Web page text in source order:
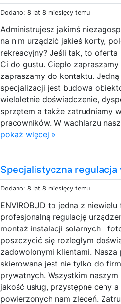
Dodano: 8 lat 8 miesięcy temu
Administrujesz jakimś
na nim urządzić jakieś korty,
rekreacyjny? Jeśli tak, to
Ci do gustu. Ciepło
zapraszamy do kontaktu.
specjalizacji jest budowa
wieloletnie doświadczenie,
sprzętem a także zatrudniamy
pracowników. W wachlarzu
pokaż więcej »
Specjalistyczna
Dodano: 8 lat 8 miesięcy temu
ENVIROBUD to jedna z
profesjonalną regulację
montaż instalacji solarnych i
poszczycić się rozległym
zadowolonymi klientami. Nasza
skierowana jest nie tylko do
prywatnych. Wszystkim
jakość usług, przystępne ceny
powierzonych nam zleceń.